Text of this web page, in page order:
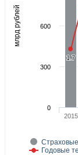
м
л
р
д
р
у
б
л
е
й
1.7
1.7
Годовые
2015
0
300
600